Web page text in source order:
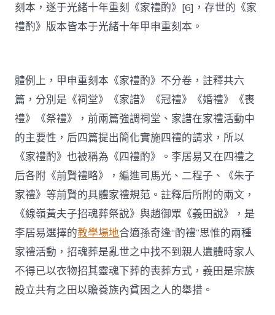
刻本，遂于光緒十年重刻《家禮酌》[6]，存世的《家
禮酌》版本皆本于光緒十年甲申重刻本。
體例上，甲申重刻本《家禮酌》不分卷，註釋共六
篇，分別是《祠堂》《家譜》《冠禮》《婚禮》《喪
禮》《祭禮》，前兩篇強調祠堂、家譜在家禮活動中
的主要性，后四篇提出簡化實施四禮的請求，所以
《家禮酌》也被稱為《四禮酌》。李居易又在四禮之
后各附《前賢禮略》，編進司馬光、二程子、《朱子
家禮》等前賢的具體家禮規范。註釋后所附的兩文，
《線嶺黃夫子招魂葬祭說》與趙御眾《義田說》，是
李居易選擇的教學場地合適孫奇逢“酌禮”思惟的兩種
家禮活動，招魂葬是亂世之中找不到親人遺體時家人
不得已以衣物招其靈魂下葬的喪葬方式，義田是宗族
設立共有之田以贍養族內貧困之人的舉措。